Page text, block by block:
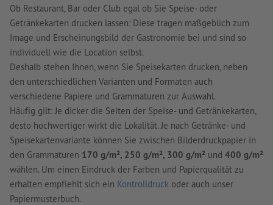
Ob Restaurant, Bar oder Club egal ob Sie Speise- oder
Getränkekarten drucken lassen: Diese tragen maßgeblich zum
Image und Erscheinungsbild der Gastronomie bei und sind so
individuell wie die Location selbst.
Deshalb stehen Ihnen, wenn Sie Speisekarten drucken, neben
den unterschiedlichen Varianten und Formaten auch
verschiedene Papiere und Grammaturen zur Auswahl.
Häufig gilt: Je dicker die Seiten der Speise- und Getränkekarten,
desto hochwertiger wirkt die Lokalität. Je nach Getränke- und
Speisekartenvariante können Sie zwischen Bilderdruckpapier in
den Grammaturen 170 g/m², 250 g/m², 300 g/m² und 400 g/m²
wählen. Um einen Eindruck der Farben und Papierqualität zu
erhalten empfiehlt sich ein Kontrolldruck oder auch unser
Papiermusterbuch.